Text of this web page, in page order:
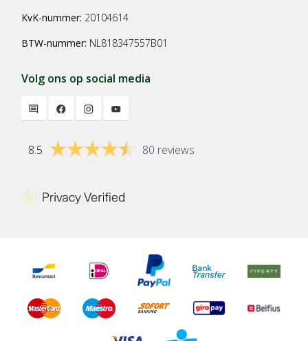
KvK-nummer: 20104614
BTW-nummer: NL818347557B01
Volg ons op social media
8.5 80 reviews